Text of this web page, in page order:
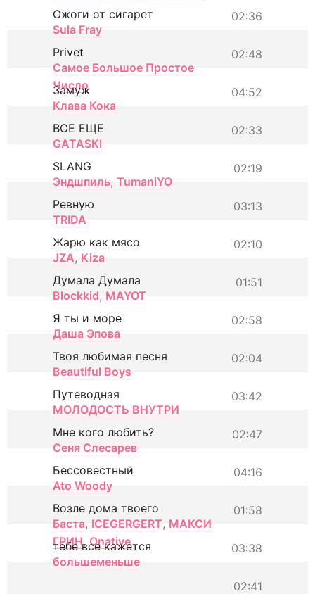
02:36
Ожоги от сигарет
Sula Fray
02:48
Privet
Самое Большое Простое
Число
04:52
Замуж
Клава Кока
02:33
ВСЕ ЕЩЕ
GATASKI
02:19
SLANG
Эндшпиль, TumaniYO
03:13
Ревную
TRIDA
02:10
Жарю как мясо
JZA, Kiza
01:51
Думала Думала
Blockkid, MAYOT
02:58
Я ты и море
Даша Эпова
02:04
Твоя любимая песня
Beautiful Boys
03:42
Путеводная
МОЛОДОСТЬ ВНУТРИ
02:47
Мне кого любить?
Сеня Слесарев
04:16
Бессовестный
Ato Woody
01:58
Возле дома твоего
Баста, ICEGERGERT, МАКСИ
ГРИН, Onative 03:38
тебе все кажется
большеменьше
02:41